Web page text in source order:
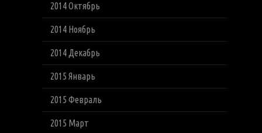
2014 Октябрь
2014 Ноябрь
2014 Декабрь
2015 Январь
2015 Февраль
2015 Март